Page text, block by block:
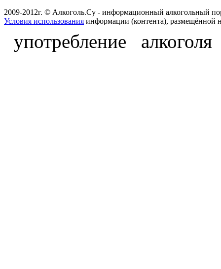
2009-2012г. © Алкоголь.Су - информационный алкогольный
Условия использования информации (контента), размещённой
употребление